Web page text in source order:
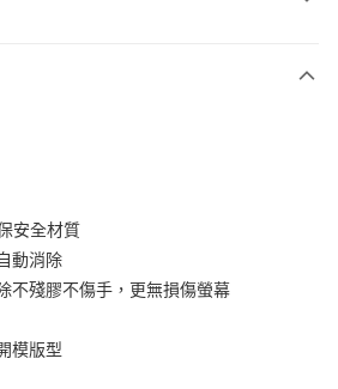
安全材質
動消除
不殘膠不傷手，更無損傷螢幕
模版型